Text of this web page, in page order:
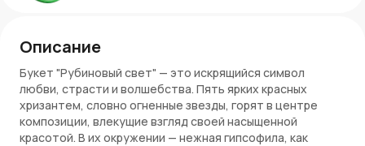
Описание
Букет "Рубиновый свет" — это искрящийся символ
любви, страсти и волшебства. Пять ярких красных
хризантем, словно огненные звезды, горят в центре
композиции, влекущие взгляд своей насыщенной
красотой. В их окружении — нежная гипсофила, как